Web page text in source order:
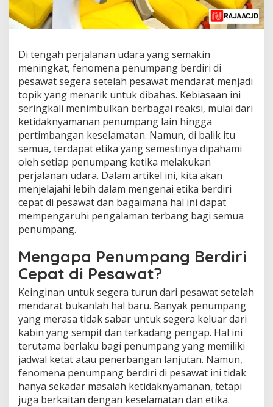
Di tengah perjalanan udara yang semakin
meningkat, fenomena penumpang berdiri di
pesawat segera setelah pesawat mendarat menjadi
topik yang menarik untuk dibahas. Kebiasaan ini
seringkali menimbulkan berbagai reaksi, mulai dari
ketidaknyamanan penumpang lain hingga
pertimbangan keselamatan. Namun, di balik itu
semua, terdapat etika yang semestinya dipahami
oleh setiap penumpang ketika melakukan
perjalanan udara. Dalam artikel ini, kita akan
menjelajahi lebih dalam mengenai etika berdiri
cepat di pesawat dan bagaimana hal ini dapat
mempengaruhi pengalaman terbang bagi semua
penumpang.
Mengapa Penumpang Berdiri
Cepat di Pesawat?
Keinginan untuk segera turun dari pesawat setelah
mendarat bukanlah hal baru. Banyak penumpang
yang merasa tidak sabar untuk segera keluar dari
kabin yang sempit dan terkadang pengap. Hal ini
terutama berlaku bagi penumpang yang memiliki
jadwal ketat atau penerbangan lanjutan. Namun,
fenomena penumpang berdiri di pesawat ini tidak
hanya sekadar masalah ketidaknyamanan, tetapi
juga berkaitan dengan keselamatan dan etika.